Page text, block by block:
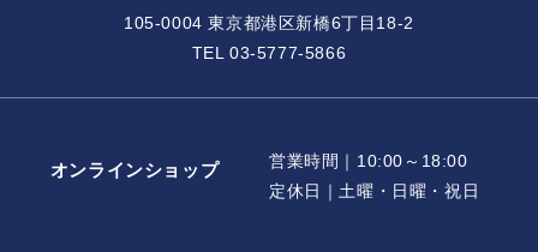
105-0004 東京都港区新橋6丁目18-2
TEL 03-5777-5866
オンラインショップ
営業時間｜10:00～18:00
定休日｜土曜・日曜・祝日